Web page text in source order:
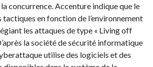
concurrence. Accenture indique que le
en fonction de l’environnement
les attaques de type « Living off
la société de sécurité informatique
utilise des logiciels et des